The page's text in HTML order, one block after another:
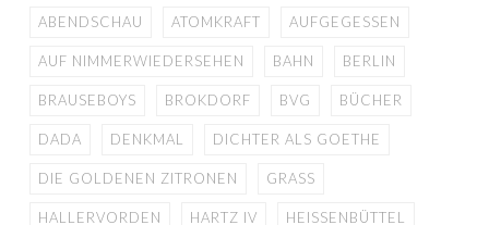
ABENDSCHAU ATOMKRAFT AUFGEGESSEN
AUF NIMMERWIEDERSEHEN BAHN BERLIN
BRAUSEBOYS BROKDORF BVG BÜCHER
DADA DENKMAL DICHTER ALS GOETHE
DIE GOLDENEN ZITRONEN GRASS
HALLERVORDEN HARTZ IV HEISSENBÜTTEL